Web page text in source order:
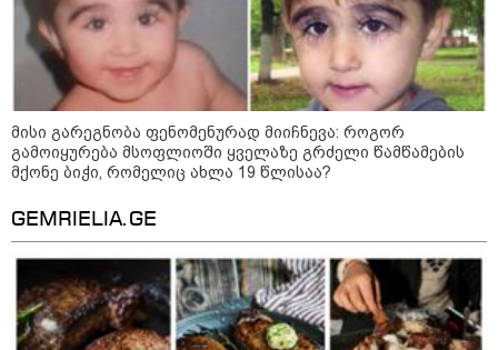
ჩაკეტილი „პოლიტიკური
სამკუთხედი“ - კულუარული
თამაშები, რომლებიც დიდი
სისხლის ფასად ჯდება
„ოქტომბრისთვის საქართველოს
დასრულდეს“ - მირიან
მირიანაშვილის ანალიზი
ჯარისკაცი, რომელიც 29 წელი
იბრძოდა, რადგან ომის
დამთავრების არ სჯეროდა...
მისი გარეგნობა ფენომენურად მიიჩნევა: როგორ
გამოიყურება მსოფლიოში ყველაზე გრძელი წამწამების
მქონე ბიჭი, რომელიც ახლა 19 წლისაა?
GEMRIELIA.GE